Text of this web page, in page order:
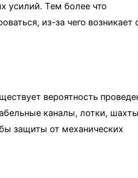
усилий. Тем более что
из-за чего возникает
вероятность
каналы, лотки,
защиты от механических